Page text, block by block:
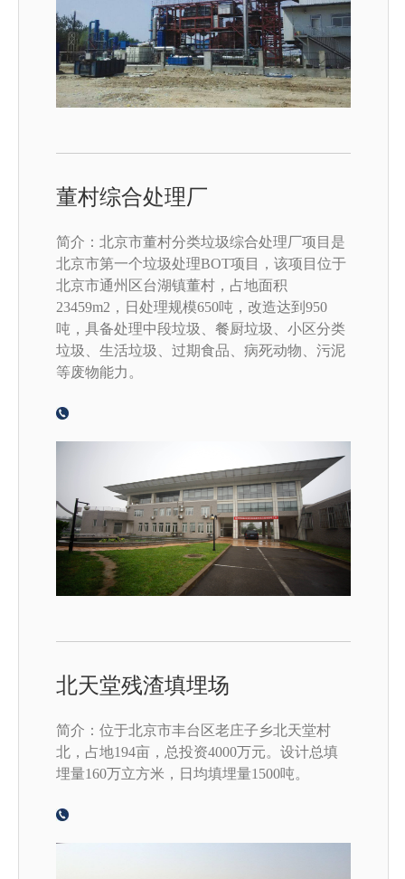
董村综合处理厂
简介：北京市董村分类垃圾综合处理厂项目是
北京市第一个垃圾处理BOT项目，该项目位于
北京市通州区台湖镇董村，占地面积
23459m2，日处理规模650吨，改造达到950
吨，具备处理中段垃圾、餐厨垃圾、小区分类
垃圾、生活垃圾、过期食品、病死动物、污泥
等废物能力。
北天堂残渣填埋场
简介：位于北京市丰台区老庄子乡北天堂村
北，占地194亩，总投资4000万元。设计总填
埋量160万立方米，日均填埋量1500吨。